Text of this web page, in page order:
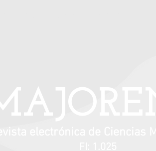
electrónica de Ciencias